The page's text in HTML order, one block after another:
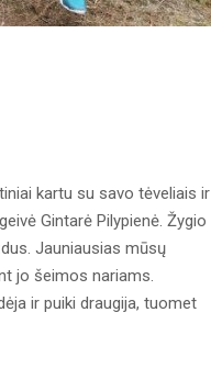
kartu su savo tėveliais ir
Gintarė Pilypienė. Žygio
Jauniausias mūsų
jo šeimos nariams.
ir puiki draugija, tuomet